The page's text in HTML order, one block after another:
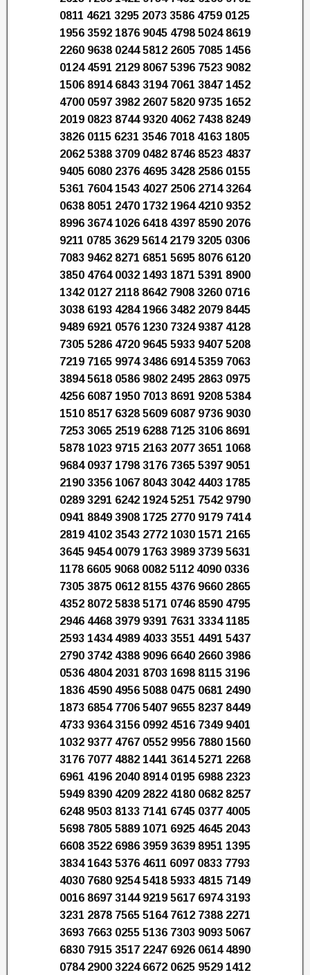
0811 4621 3295 2073 3586 4759 0125
1956 3592 1876 9045 4798 5024 8619
2260 9638 0244 5812 2605 7085 1456
0124 4591 2129 8067 5396 7523 9082
1506 8914 6843 3194 7061 3847 1452
4700 0597 3982 2607 5820 9735 1652
2019 0823 8744 9320 4062 7438 8249
3826 0115 6231 3546 7018 4163 1805
2062 5388 3709 0482 8746 8523 4837
9405 6080 2376 4695 3428 2586 0155
5361 7604 1543 4027 2506 2714 3264
0638 8051 2470 1732 1964 4210 9352
8996 3674 1026 6418 4397 8590 2076
9211 0785 3629 5614 2179 3205 0306
7083 9462 8271 6851 5695 8076 6120
3850 4764 0032 1493 1871 5391 8900
1342 0127 2118 8642 7908 3260 0716
3038 6193 4284 1966 3482 2079 8445
9489 6921 0576 1230 7324 9387 4128
7305 5286 4720 9645 5933 9407 5208
7219 7165 9974 3486 6914 5359 7063
3894 5618 0586 9802 2495 2863 0975
4256 6087 1950 7013 8691 9208 5384
1510 8517 6328 5609 6087 9736 9030
7253 3065 2519 6288 7125 3106 8691
5878 1023 9715 2163 2077 3651 1068
9684 0937 1798 3176 7365 5397 9051
2190 3356 1067 8043 3042 4403 1785
0289 3291 6242 1924 5251 7542 9790
0941 8849 3908 1725 2770 9179 7414
2819 4102 3543 2772 1030 1571 2165
3645 9454 0079 1763 3989 3739 5631
1178 6605 9068 0082 5112 4090 0336
7305 3875 0612 8155 4376 9660 2865
4352 8072 5838 5171 0746 8590 4795
2946 4468 3979 9391 7631 3334 1185
2593 1434 4989 4033 3551 4491 5437
2790 3742 4388 9096 6640 2660 3986
0536 4804 2031 8703 1698 8115 3196
1836 4590 4956 5088 0475 0681 2490
1873 6854 7706 5407 9655 8237 8449
4733 9364 3156 0992 4516 7349 9401
1032 9377 4767 0552 9956 7880 1560
3176 7077 4882 1441 3614 5271 2268
6961 4196 2040 8914 0195 6988 2323
5949 8390 4209 2822 4180 0682 8257
6248 9503 8133 7141 6745 0377 4005
5698 7805 5889 1071 6925 4645 2043
6608 3522 6986 3959 3639 8951 1395
3834 1643 5376 4611 6097 0833 7793
4030 7680 9254 5418 5933 4815 7149
0016 8697 3144 9219 5617 6974 3193
3231 2878 7565 5164 7612 7388 2271
3693 7663 0255 5136 7303 9093 5067
6830 7915 3517 2247 6926 0614 4890
0784 2900 3224 6672 0625 9529 1412